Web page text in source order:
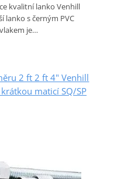
kvalitní lanko Venhill
lanko s černým PVC
je…
2 ft 2 ft 4" Venhill
maticí SQ/SP